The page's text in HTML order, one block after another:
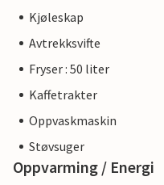
Kjøleskap
Avtrekksvifte
Fryser : 50 liter
Kaffetrakter
Oppvaskmaskin
Støvsuger
Oppvarming / Energi